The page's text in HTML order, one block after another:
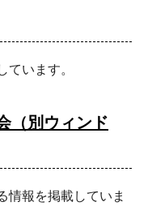
ています。
（別ウィンド
情報を掲載していま